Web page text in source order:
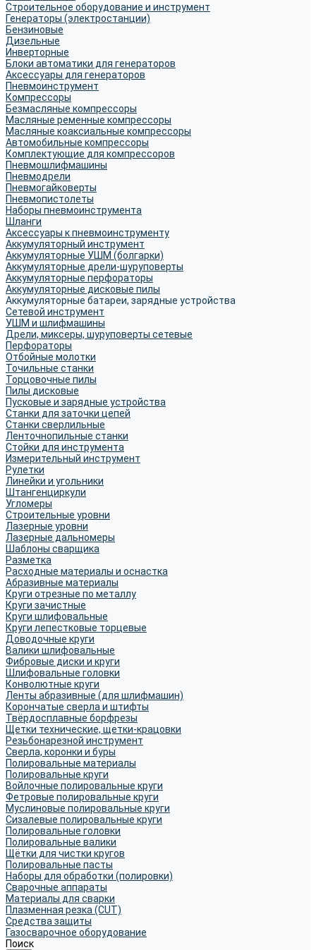
Строительное оборудование и инструмент
Генераторы (электростанции)
Бензиновые
Дизельные
Инверторные
Блоки автоматики для генераторов
Аксессуары для генераторов
Пневмоинструмент
Компрессоры
Безмасляные компрессоры
Масляные ременные компрессоры
Масляные коаксиальные компрессоры
Автомобильные компрессоры
Комплектующие для компрессоров
Пневмошлифмашины
Пневмодрели
Пневмогайковерты
Пневмопистолеты
Наборы пневмоинструмента
Шланги
Аксессуары к пневмоинструменту
Аккумуляторный инструмент
Аккумуляторные УШМ (болгарки)
Аккумуляторные дрели-шуруповерты
Аккумуляторные перфораторы
Аккумуляторные дисковые пилы
Аккумуляторные батареи, зарядные устройства
Сетевой инструмент
УШМ и шлифмашины
Дрели, миксеры, шуруповерты сетевые
Перфораторы
Отбойные молотки
Точильные станки
Торцовочные пилы
Пилы дисковые
Пусковые и зарядные устройства
Станки для заточки цепей
Станки сверлильные
Ленточнопильные станки
Стойки для инструмента
Измерительный инструмент
Рулетки
Линейки и угольники
Штангенциркули
Угломеры
Строительные уровни
Лазерные уровни
Лазерные дальномеры
Шаблоны сварщика
Разметка
Расходные материалы и оснастка
Абразивные материалы
Круги отрезные по металлу
Круги зачистные
Круги шлифовальные
Круги лепестковые торцевые
Доводочные круги
Валики шлифовальные
Фибровые диски и круги
Шлифовальные головки
Конволютные круги
Ленты абразивные (для шлифмашин)
Корончатые сверла и штифты
Твёрдосплавные борфрезы
Щетки технические, щетки-крацовки
Резьбонарезной инструмент
Сверла, коронки и буры
Полировальные материалы
Полировальные круги
Войлочные полировальные круги
Фетровые полировальные круги
Муслиновые полировальные круги
Cизалевые полировальные круги
Полировальные головки
Полировальные валики
Щётки для чистки кругов
Полировальные пасты
Наборы для обработки (полировки)
Сварочные аппараты
Материалы для сварки
Плазменная резка (CUT)
Средства защиты
Газосварочное оборудование
Поиск